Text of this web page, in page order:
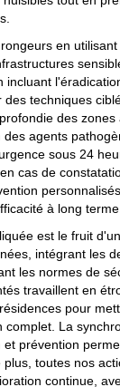
en
incluant
des techniques
des
des agents
sous 24
cas de
à long
est le fruit
intégrant les
les normes de
travaillent en
pour
complet. La
prévention
toutes nos
continue,